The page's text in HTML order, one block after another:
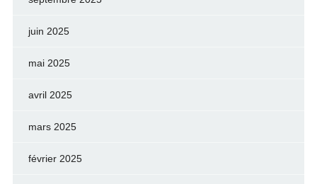
juin 2025
mai 2025
avril 2025
mars 2025
février 2025